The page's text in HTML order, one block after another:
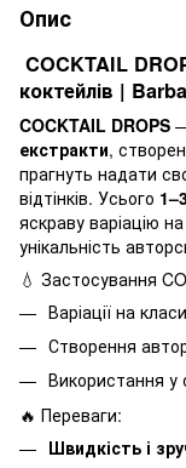
Опис
COCKTAIL
коктейлів |
COCKTAIL DROPS
екстракти,
прагнуть надати
відтінків. Усього
яскраву варіацію
унікальність
💧 Застосування
Варіації на
Створення
Використання
🔥 Переваги:
Швидкість і